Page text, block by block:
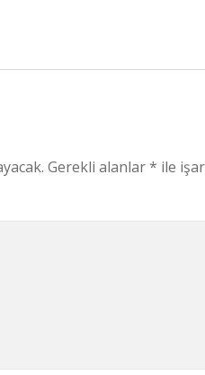
Gerekli alanlar* ile